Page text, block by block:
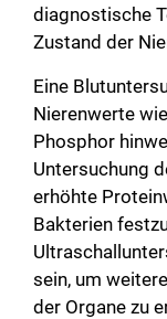
diagnostische
Zustand der
Eine
Nierenwerte
Phosphor
Untersuchung
erhöhte
Bakterien
sein, um
der Organe zu